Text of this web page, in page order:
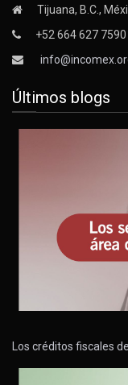
Tijuana, B.C.,
+52 664 627 7590
Últimos blogs
Los créditos fiscales